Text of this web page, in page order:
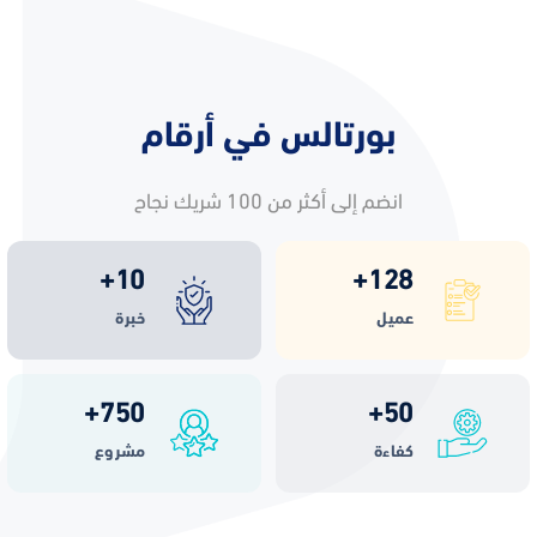
بورتالس في أرقام
انضم إلى أكثر من 100 شريك نجاح
+128
عميل
+10
خبرة
+50
كفاءة
+750
مشروع